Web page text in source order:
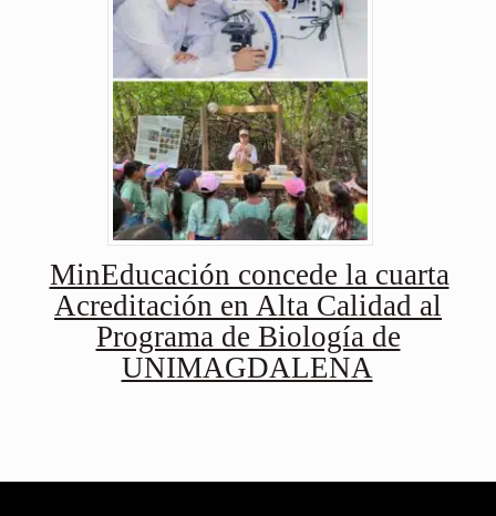
MinEducación concede la cuarta
Acreditación en Alta Calidad al
Programa de Biología de
UNIMAGDALENA